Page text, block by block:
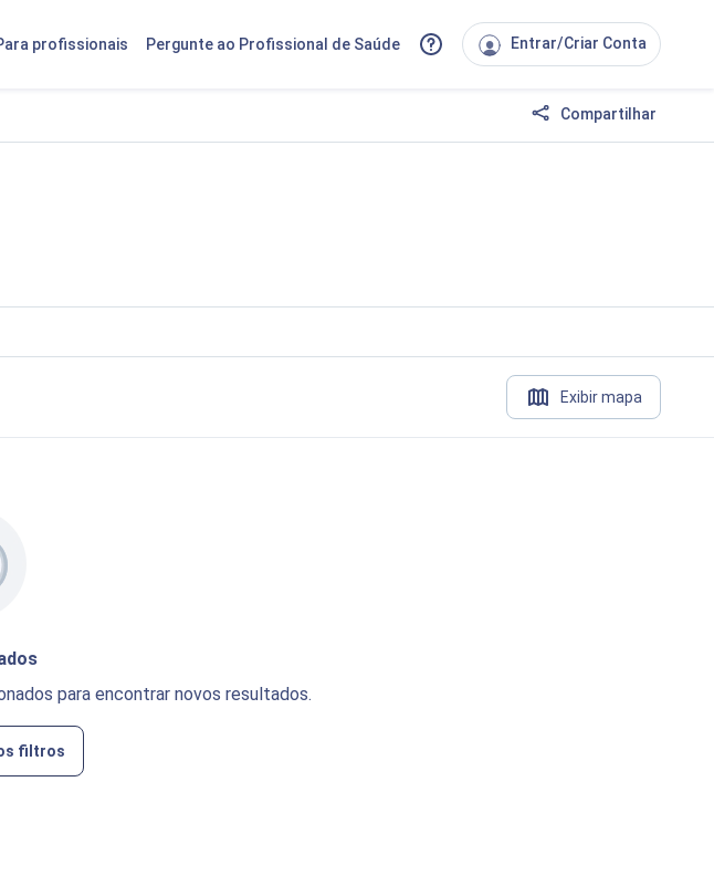
profissionais Pergunte ao Profissional de Saúde Entrar/Criar Conta
Compartilhar
Exibir mapa
para encontrar novos resultados.
filtros